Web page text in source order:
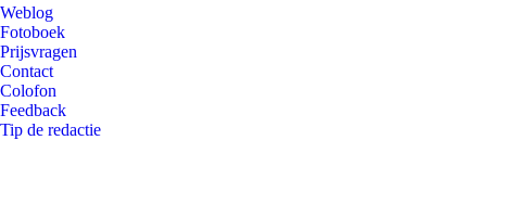
Weblog
Fotoboek
Prijsvragen
Contact
Colofon
Feedback
Tip de redactie